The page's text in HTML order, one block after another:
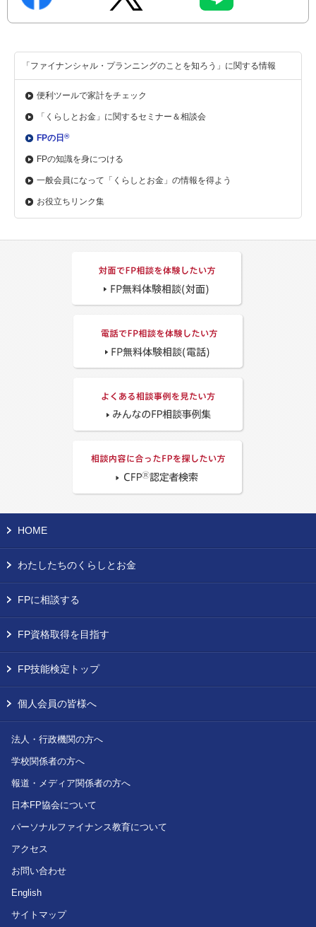
「ファイナンシャル・プランニングのことを知ろう」に関する情報
便利ツールで家計をチェック
「くらしとお金」に関するセミナー＆相談会
FPの日 ®
FPの知識を身につける
一般会員になって「くらしとお金」の情報を得よう
お役立ちリンク集
HOME
わたしたちのくらしとお金
FPに相談する
FP資格取得を目指す
FP技能検定トップ
個人会員の皆様へ
法人・行政機関の方へ
学校関係者の方へ
報道・メディア関係者の方へ
日本FP協会について
パーソナルファイナンス教育について
アクセス
お問い合わせ
English
サイトマップ